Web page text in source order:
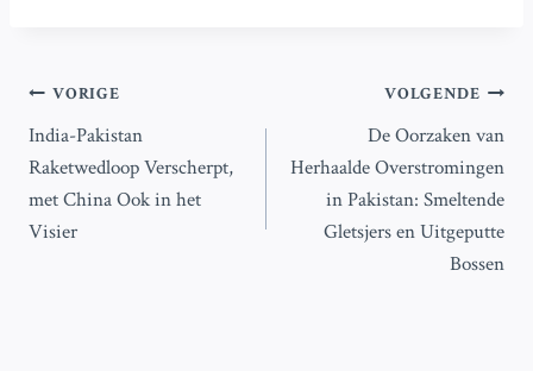
Bericht
navigatie
VORIGE
India-Pakistan
Raketwedloop Verscherpt,
met China Ook in het
Visier
VOLGENDE
De Oorzaken van
Herhaalde Overstromingen
in Pakistan: Smeltende
Gletsjers en Uitgeputte
Bossen